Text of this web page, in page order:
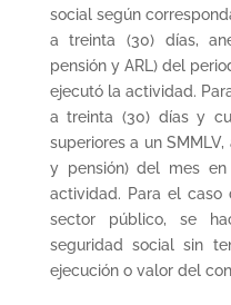
social según
a treinta (30) días,
pensión y ARL) del
ejecutó la actividad.
a treinta (30) días y
superiores a un
y pensión) del mes
actividad. Para el caso
sector público, se
seguridad social sin
ejecución o valor del